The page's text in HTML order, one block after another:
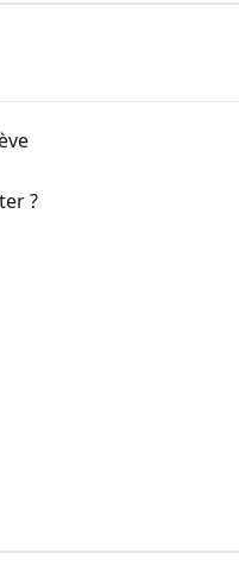
?